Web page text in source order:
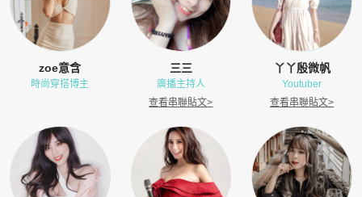
zoe意含
時尚穿搭博主
三三
廣播主持人
查看串聯貼文>
丫丫殷微帆
Youtuber
查看串聯貼文>